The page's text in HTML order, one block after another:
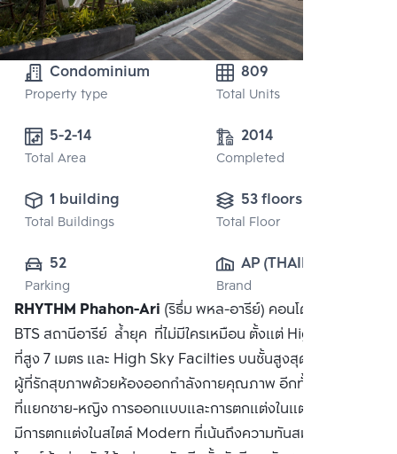
Condominium
Property type
809
Total Units
Total Area
2014
Completed
1 building
Total Buildings
53 floors
Total Floor
52
Parking
AP (THAILAND)
PUBLIC CO.,
LTD.
Brand
RHYTHM Phahon-Ari (ริธึ่ม พหล-อารีย์) คอนโดมิเนียม ใกล้
BTS สถานีอารีย์ ล้ำยุค ที่ไม่มีใครเหมือน ตั้งแต่ High Ceiling
ที่สูง 7 เมตร และ High Sky Facilties บนชั้นสูงสุด พร้อมเอาใจ
ผู้ที่รักสุขภาพด้วยห้องออกกำลังกายคุณภาพ อีกทั้งห้องซาวน่า
ที่แยกชาย-หญิง การออกแบบและการตกแต่งในแต่ละห้องนั้น จะ
มีการตกแต่งในสไตล์ Modern ที่เน้นถึงความทันสมัยและตอบ